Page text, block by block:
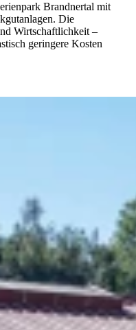
Brandnertal mit
Die
Wirtschaftlichkeit –
geringere Kosten